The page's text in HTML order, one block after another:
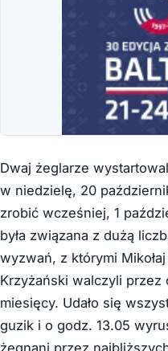
Dwaj żeglarze
w niedzielę, 20
zrobić wcześniej, 1
była związana z dużą
wyzwań, z którymi
Krzyżański walczyli przez
miesięcy. Udało się
guzik i o godz. 13.05